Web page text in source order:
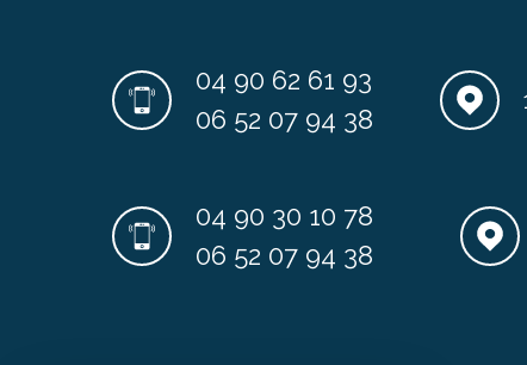
04 90 62 61 93
06 52 07 94 38
04 90 30 10 78
06 52 07 94 38